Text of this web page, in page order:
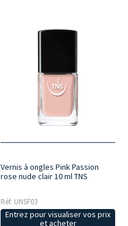
Vernis à ongles Pink Passion
rose nude clair 10 ml TNS
Réf: UNSF03
Entrez pour visualiser vos prix
et acheter